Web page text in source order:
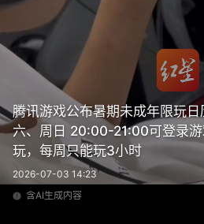
腾讯游戏公布暑期未成年限玩日
六、周日 20:00-21:00可登录
玩，每周只能玩3小时
2026-07-03 14:23
含AI生成内容